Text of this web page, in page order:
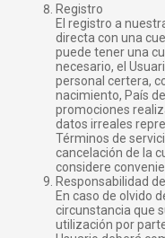
Registro
El registro a
directa con una
puede tener una
necesario, el
personal certera,
nacimiento, País
promociones
datos irreales
Términos de
cancelación de la
considere
Responsabilidad
En caso de olvido
circunstancia que
utilización por